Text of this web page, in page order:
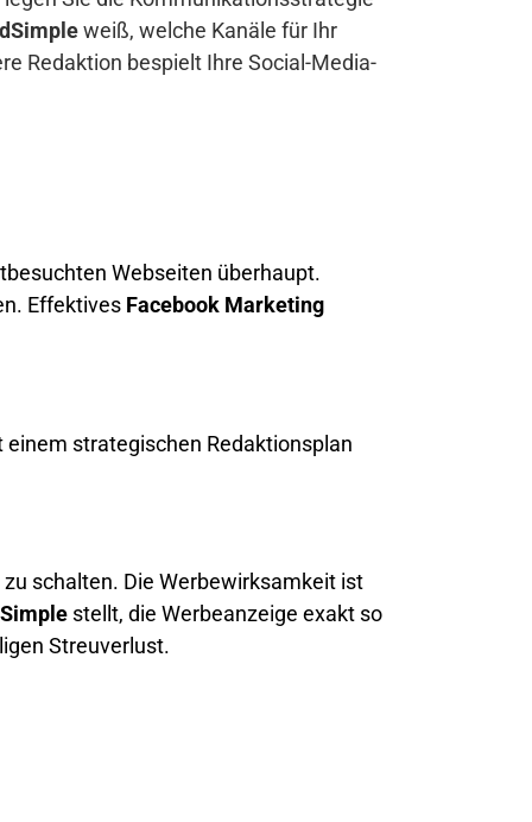
weiß, welche Kanäle für Ihr
Redaktion bespielt Ihre Social-Media-
Webseiten überhaupt.
Effektives Facebook Marketing
strategischen Redaktionsplan
schalten. Die Werbewirksamkeit ist
stellt, die Werbeanzeige exakt so
Streuverlust.